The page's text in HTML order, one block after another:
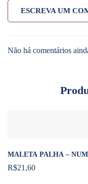
ESCREVA UM
Não há comentários
MALETA PALHA –
R$21,60